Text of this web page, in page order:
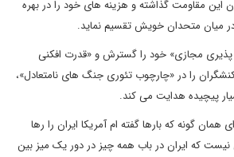
این مقاومت گذاشته و هزینه های خود را در بهره
میان متحدان خویش تقسیم نماید.
مجازی» خود را گسترش و «قدرت افکنی
را در «چارچوب تئوری جنگ های نامتعادل»،
پیچیده هدایت می کند.
همان گونه که بارها گفته ام آمریکا ایران را رها
نیست که ایران در باب همه چیز در دور یک میز بین